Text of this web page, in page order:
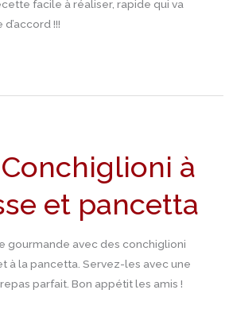
facile à réaliser, rapide qui va
!!!
à
et pancetta
gourmande avec des conchiglioni
à la pancetta. Servez-les avec une
parfait. Bon appétit les amis !